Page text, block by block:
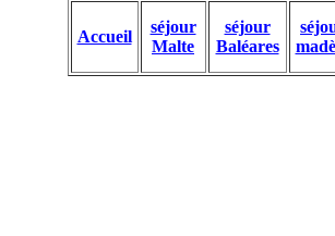
Accueil
séjour
Malte
séjour
Baléares